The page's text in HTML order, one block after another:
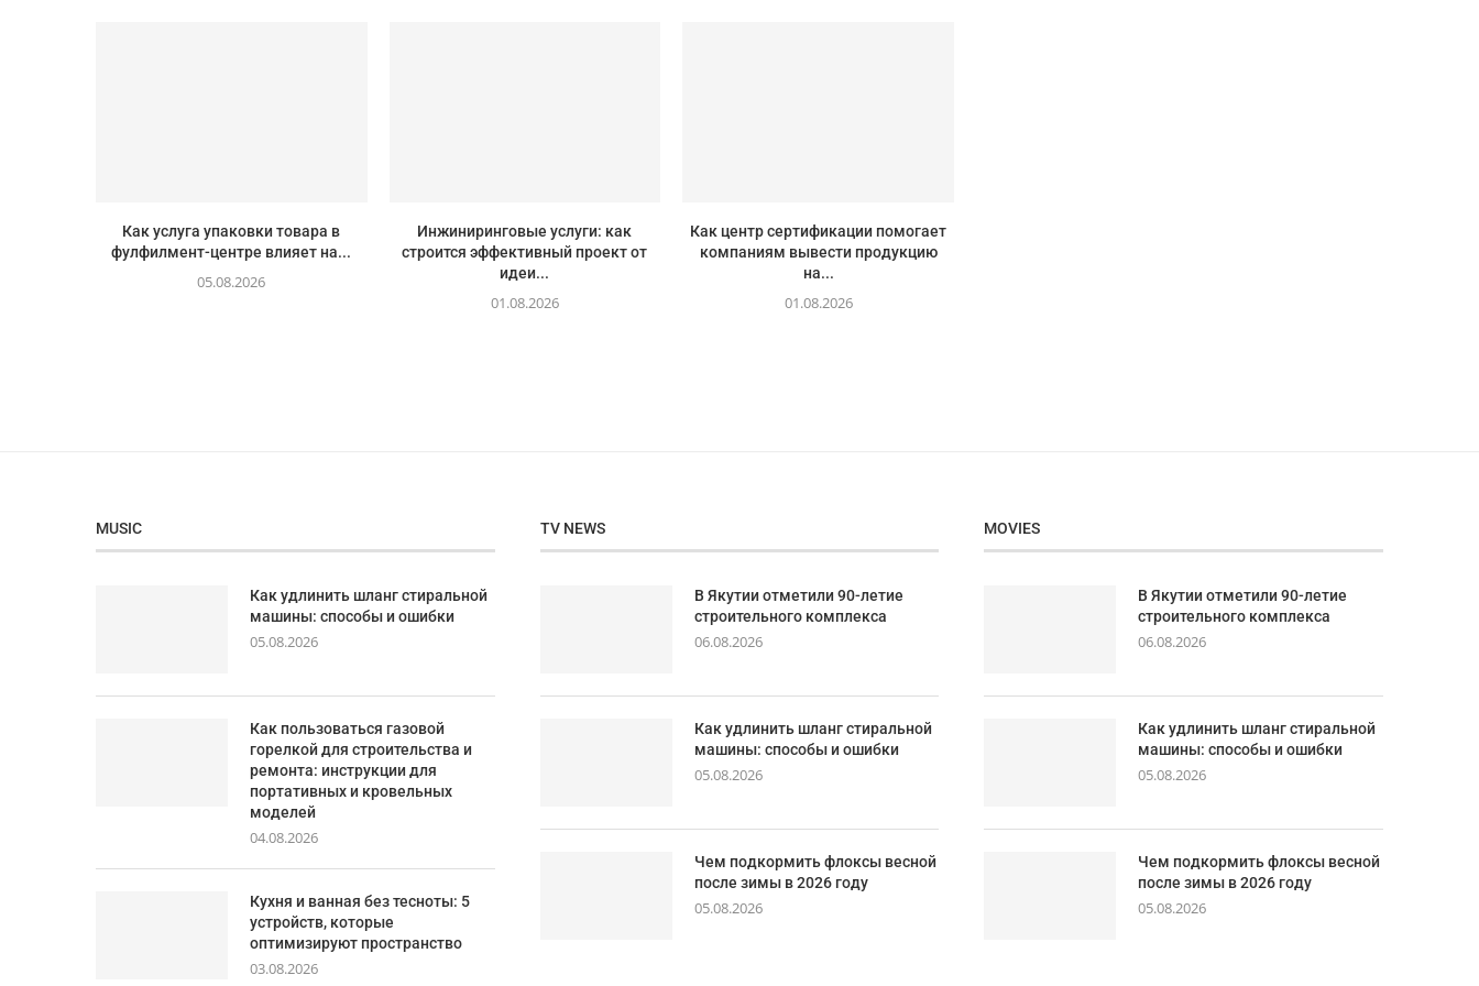
Как услуга упаковки товара в
фулфилмент-центре влияет на...
05.08.2026
Инжиниринговые услуги: как
строится эффективный проект от
идеи...
01.08.2026
Как центр сертификации помогает
компаниям вывести продукцию
на...
01.08.2026
MUSIC
Как удлинить шланг стиральной
машины: способы и ошибки
05.08.2026
Как пользоваться газовой
горелкой для строительства и
ремонта: инструкции для
портативных и кровельных
моделей
04.08.2026
Кухня и ванная без тесноты: 5
устройств, которые
оптимизируют пространство
03.08.2026
TV NEWS
В Якутии отметили 90-летие
строительного комплекса
06.08.2026
Как удлинить шланг стиральной
машины: способы и ошибки
05.08.2026
Чем подкормить флоксы весной
после зимы в 2026 году
05.08.2026
MOVIES
В Якутии отметили 90-летие
строительного комплекса
06.08.2026
Как удлинить шланг стиральной
машины: способы и ошибки
05.08.2026
Чем подкормить флоксы весной
после зимы в 2026 году
05.08.2026